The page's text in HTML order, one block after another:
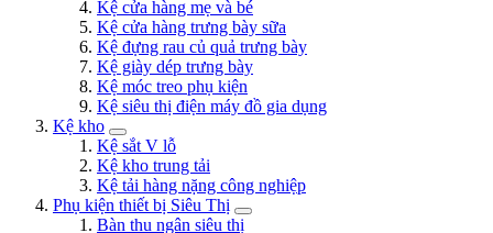
Kệ cửa hàng mẹ và bé
Kệ cửa hàng trưng bày sữa
Kệ đựng rau củ quả trưng bày
Kệ giày dép trưng bày
Kệ móc treo phụ kiện
Kệ siêu thị điện máy đồ gia dụng
Kệ kho
Kệ sắt V lỗ
Kệ kho trung tải
Kệ tải hàng nặng công nghiệp
Phụ kiện thiết bị Siêu Thị
Bàn thu ngân siêu thị